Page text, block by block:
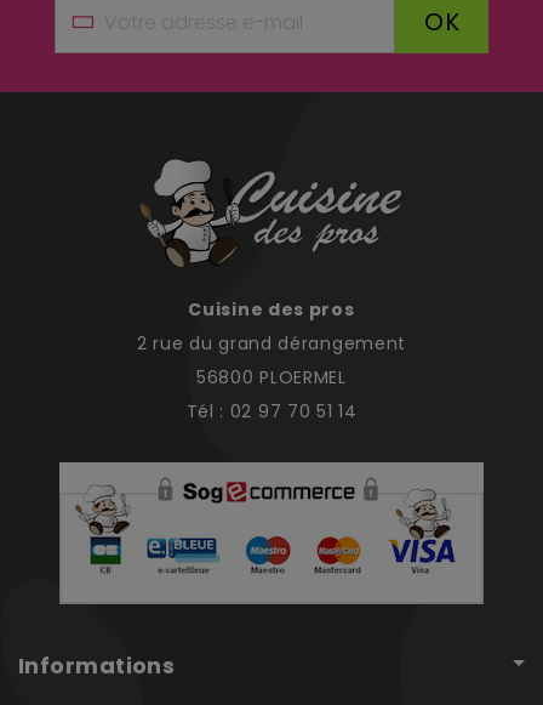
OK
Cuisine des pros
2 rue du grand dérangement
56800 PLOERMEL
Tél : 02 97 70 51 14
Informations